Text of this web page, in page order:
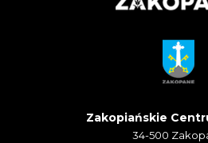
Zakopiańskie
34-500